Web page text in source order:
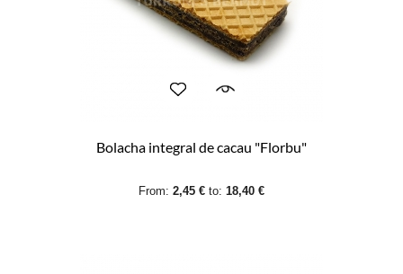
Bolacha integral de cacau "Florbu"
From: 2,45 € to: 18,40 €